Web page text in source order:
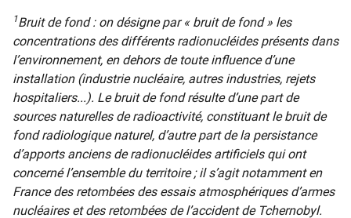
1Bruit de fond : on désigne par « bruit de fond » les
concentrations des différents radionucléides présents dans
l’environnement, en dehors de toute influence d’une
installation (industrie nucléaire, autres industries, rejets
hospitaliers...). Le bruit de fond résulte d’une part de
sources naturelles de radioactivité, constituant le bruit de
fond radiologique naturel, d’autre part de la persistance
d’apports anciens de radionucléides artificiels qui ont
concerné l’ensemble du territoire ; il s’agit notamment en
France des retombées des essais atmosphériques d’armes
nucléaires et des retombées de l’accident de Tchernobyl.